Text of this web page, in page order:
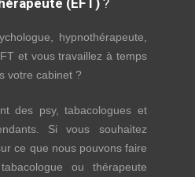
hypnothérapeute,
et vous travaillez à temps
votre cabinet ?
des psy, tabacologues et
Si vous souhaitez
ce que nous pouvons faire
ou thérapeute